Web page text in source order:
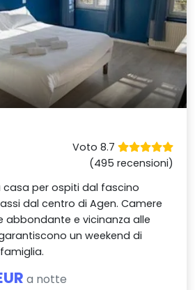
Voto 8.7
(495 recensioni)
casa per ospiti dal fascino
dal centro di Agen. Camere
abbondante e vicinanza alle
un weekend di
a notte